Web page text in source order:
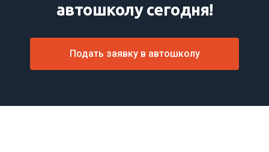
автошколу сегодня!
Подать заявку в автошколу